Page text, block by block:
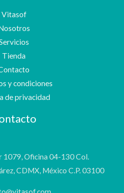
Vitasof
Tienda
y condiciones
de privacidad
1079, Oficina 04-130 Col.
CDMX, México C.P. 03100